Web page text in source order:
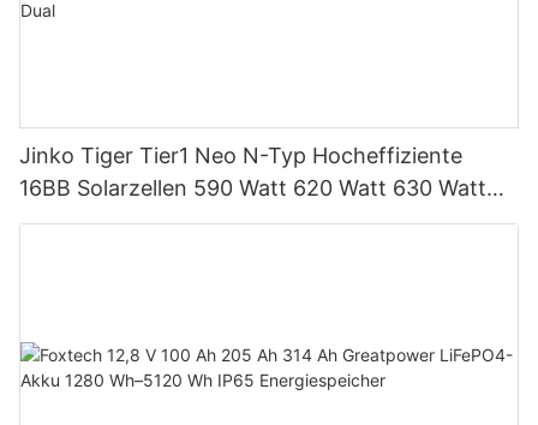
Jinko Tiger Tier1 Neo N-Typ Hocheffiziente
16BB Solarzellen 590 Watt 620 Watt 630 Watt
650 Watt Bifaziales Modul mit Dual